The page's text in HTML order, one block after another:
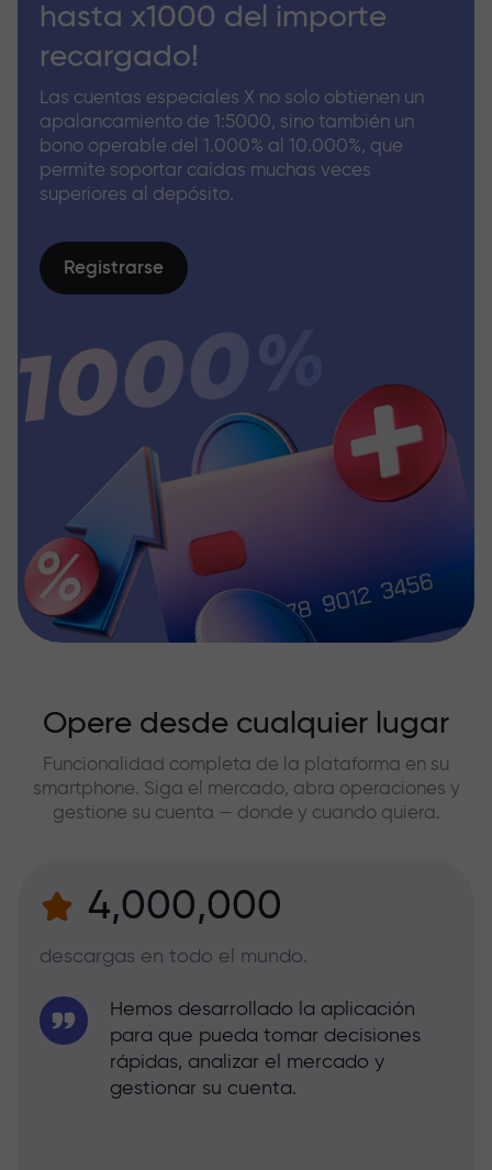
hasta x1000 del importe
recargado!
Las cuentas especiales X no solo obtienen un
apalancamiento de 1:5000, sino también un
bono operable del 1.000% al 10.000%, que
permite soportar caídas muchas veces
superiores al depósito.
Registrarse
Opere desde cualquier lugar
Funcionalidad completa de la plataforma en su
smartphone. Siga el mercado, abra operaciones y
gestione su cuenta — donde y cuando quiera.
4,000,000
descargas en todo el mundo.
Hemos desarrollado la aplicación
para que pueda tomar decisiones
rápidas, analizar el mercado y
gestionar su cuenta.